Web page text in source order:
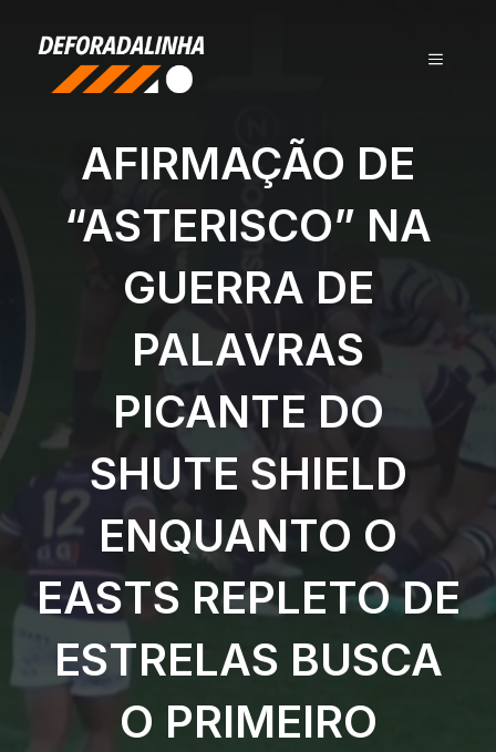
conteúdo
MENU
AFIRMAÇÃO DE
“ASTERISCO” NA
GUERRA DE
PALAVRAS
PICANTE DO
SHUTE SHIELD
ENQUANTO O
EASTS REPLETO DE
ESTRELAS BUSCA
O PRIMEIRO